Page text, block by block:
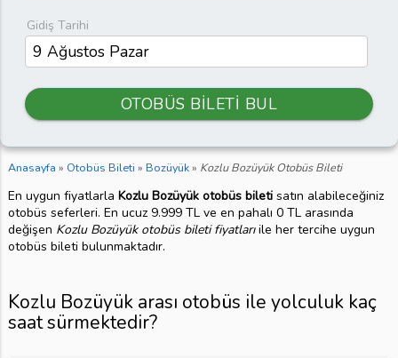
Gidiş Tarihi
OTOBÜS BİLETİ BUL
Anasayfa » Otobüs Bileti » Bozüyük» Kozlu Bozüyük Otobüs Bileti
En uygun fiyatlarla Kozlu Bozüyük otobüs biletisatın alabileceğiniz
otobüs seferleri. En ucuz 9.999 TL ve en pahalı 0 TL arasında
değişen Kozlu Bozüyük otobüs bileti fiyatlarıile her tercihe uygun
otobüs bileti bulunmaktadır.
Kozlu Bozüyük arası otobüs ile yolculuk kaç
saat sürmektedir?